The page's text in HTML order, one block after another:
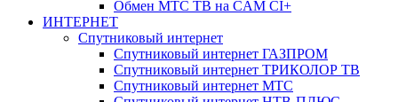
Обмен МТС ТВ на CAM CI+
ИНТЕРНЕТ
Спутниковый интернет
Спутниковый интернет ГАЗПРОМ
Спутниковый интернет ТРИКОЛОР ТВ
Спутниковый интернет МТС